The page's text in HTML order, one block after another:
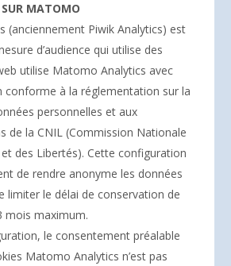
MATOMO
(anciennement Piwik Analytics) est
d’audience qui utilise des
utilise Matomo Analytics avec
conforme à la réglementation sur la
personnelles et aux
de la CNIL (Commission Nationale
des Libertés). Cette configuration
de rendre anonyme les données
limiter le délai de conservation de
mois maximum.
le consentement préalable
Matomo Analytics n’est pas